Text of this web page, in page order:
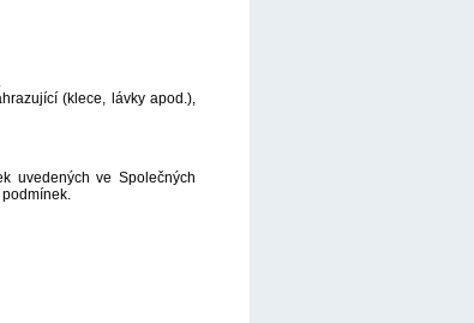
(klece, lávky apod.),
uvedených ve Společných